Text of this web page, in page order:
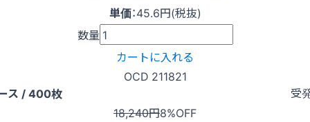
単価：45.6円(税抜)
数量
カートに入れる
OCD 211821
ス / 400枚
受
18,240円8%OFF